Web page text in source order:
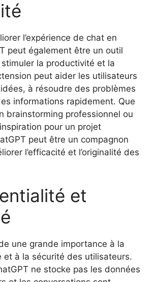
l’expérience de chat en
peut également être un outil
la productivité et la
peut aider les utilisateurs
à résoudre des problèmes
informations rapidement. Que
brainstorming professionnel ou
pour un projet
peut être un compagnon
l’efficacité et l’originalité des
et
une grande importance à la
et à la sécurité des utilisateurs.
ne stocke pas les données